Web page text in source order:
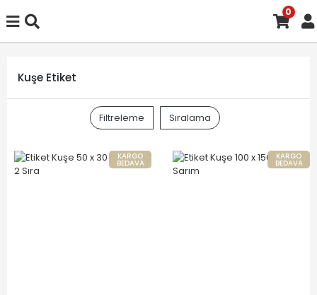
0
Kuşe Etiket
Filtreleme Sıralama
KARGO
BEDAVA
KARGO
BEDAVA